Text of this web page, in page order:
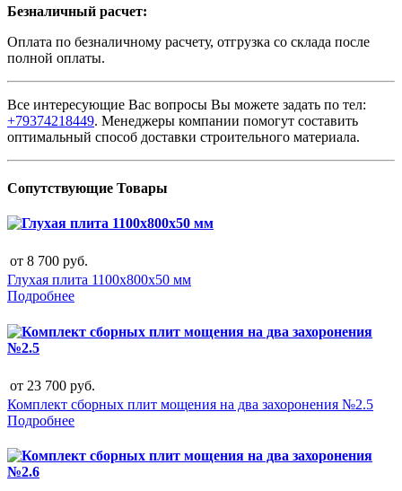
Безналичный расчет:
Оплата по безналичному расчету, отгрузка со склада после
полной оплаты.
Все интересующие Вас вопросы Вы можете задать по тел:
+79374218449. Менеджеры компании помогут составить
оптимальный способ доставки строительного материала.
Сопутствующие Товары
от 8 700 руб.
Глухая плита 1100х800х50 мм
Подробнее
от 23 700 руб.
Комплект сборных плит мощения на два захоронения №2.5
Подробнее